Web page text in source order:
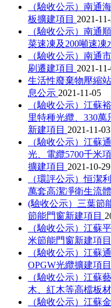
（驗收公示）南通
板擴建項目 2021-
（驗收公示）南通
菜速凍及200噸速凍
（驗收公示）南通
刷遷建項目 2021-
生活性廢棄物壓縮
息公示 2021-11-05
（驗收公示）江蘇
里特種光纜、330萬
新建項目 2021-11-03
（驗收公示）江蘇
光、電纜5700千米
擴建項目 2021-10-29
（環評公示）恒潔
萬套高潔凈衛生流
(驗收公示）三葉節
節能門窗新建項目
（驗收公示）江蘇
米節能門窗新建項目
（驗收公示）江蘇
OPGW光纜擴建項目
（驗收公示）江蘇
木、紅木等高檔板
（驗收公示）江蘇